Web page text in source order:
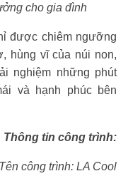
cho gia đình
được chiêm ngưỡng
hùng vĩ của núi non,
nghiệm những phút
và hạnh phúc bên
Thông tin công trình:
Tên công trình: LA Cool